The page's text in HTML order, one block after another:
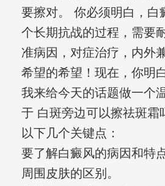
要擦对。 你必须明白，白
个长期抗战的过程，需要
准病因，对症治疗，内外
希望的希望！现在，你明
我来给今天的话题做一个
于 白斑旁边可以擦祛斑霜
以下几个关键点：
要了解白癜风的病因和特
周围皮肤的区别。